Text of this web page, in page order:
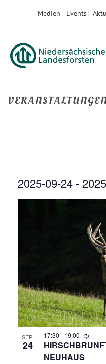
Medien Events
2025-09-24 -
Datum
SEP.
24
17:30 - 19:00
NEUHAUS